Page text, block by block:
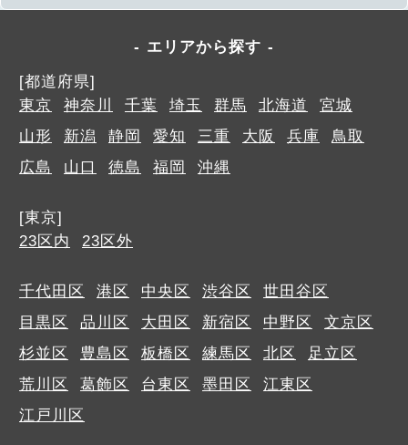
エリアから探す
[都道府県]
東京
神奈川 千葉 埼玉 群馬 北海道
宮城
山形
新潟 静岡 愛知 三重 大阪 兵庫
鳥取
広島
山口 徳島 福岡 沖縄
[東京]
23区内
23区外
千代田区 港区 中央区 渋谷区
世田谷区
目黒区
品川区 大田区 新宿区 中野区
文京区
杉並区
豊島区 板橋区 練馬区 北区
足立区
荒川区
葛飾区 台東区 墨田区
江東区
江戸川区